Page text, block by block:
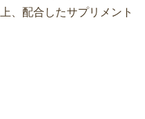
、配合したサプリメント